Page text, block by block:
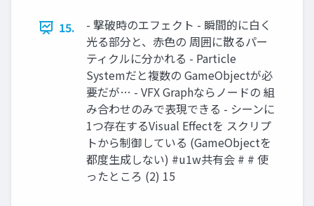
15.
- 撃破時のエフェクト - 瞬間的に白く
光る部分と、赤色の 周囲に散るパー
ティクルに分かれる - Particle
Systemだと複数の GameObjectが必
要だが… - VFX Graphならノードの 組
み合わせのみで表現できる - シーンに
1つ存在するVisual Effectを スクリプ
トから制御している (GameObjectを
都度生成しない) #u1w共有会 # # 使
ったところ (2) 15